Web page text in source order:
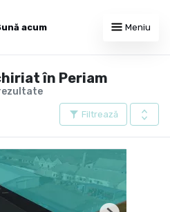
acum Meniu
în Periam
Filtrează